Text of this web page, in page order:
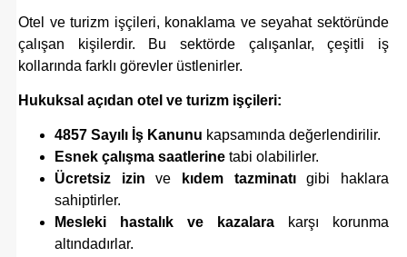
Otel ve turizm işçileri, konaklama ve seyahat sektöründe
çalışan kişilerdir. Bu sektörde çalışanlar, çeşitli iş
kollarında farklı görevler üstlenirler.
Hukuksal açıdan otel ve turizm işçileri:
4857 Sayılı İş Kanunu kapsamında değerlendirilir.
Esnek çalışma saatlerine tabi olabilirler.
Ücretsiz izin ve kıdem tazminatıgibi haklara
sahiptirler.
Mesleki hastalık ve kazalara karşı korunma
altındadırlar.